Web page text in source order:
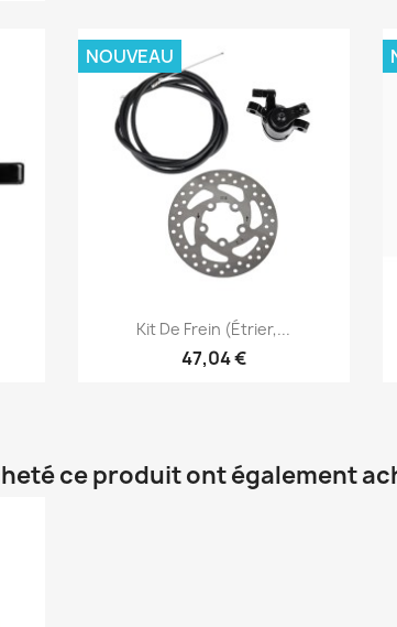
Aperçu rapide
Kit De Frein (étrier,...
47,04 €
NOUVEAU
ce produit ont également